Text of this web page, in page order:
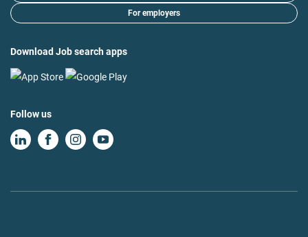
For employers
Download Job search apps
Follow us